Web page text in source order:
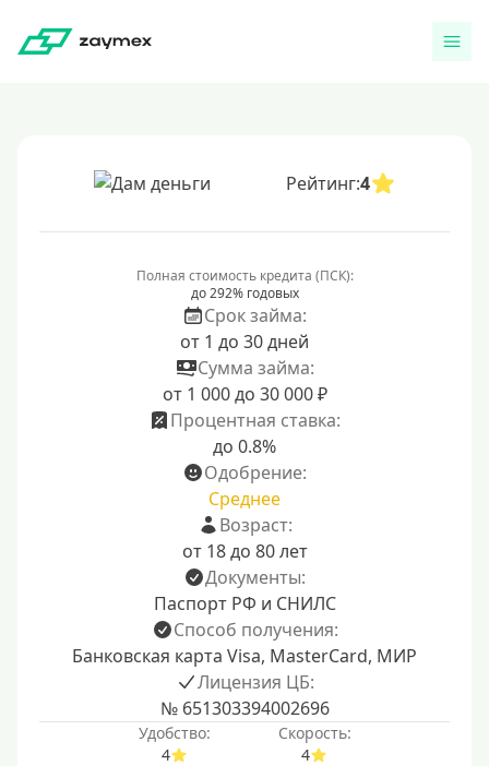
Рейтинг:4
Полная стоимость кредита (ПСК):
до 292% годовых
Срок займа:
от 1 до 30 дней
Сумма займа:
от 1 000 до 30 000 ₽
Процентная ставка:
до 0.8%
Одобрение:
Среднее
Возраст:
от 18 до 80 лет
Документы:
Паспорт РФ и СНИЛС
Способ получения:
Банковская карта Visa, MasterCard, МИР
Лицензия ЦБ:
№ 651303394002696
Удобство:
4
Скорость:
4